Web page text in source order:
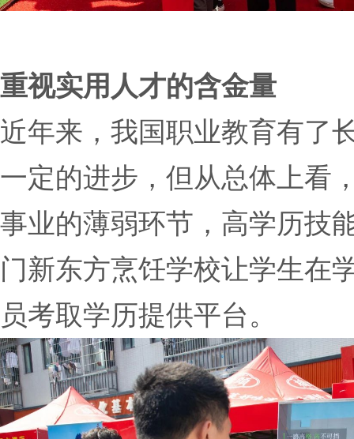
重视实用人才的含金量
近年来，我国职业教育有了
一定的进步，但从总体上看
事业的薄弱环节，高学历技
门新东方烹饪学校让学生在
员考取学历提供平台。